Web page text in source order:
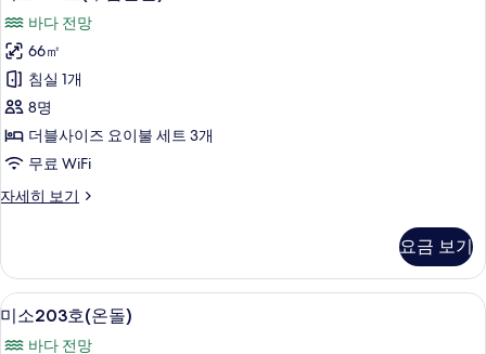
세
히
보
기
소
102
호
(투
룸
온
돌)
사
모
두
보
기
바다 전망
66㎡
침실 1개
8명
더블사이즈 요이불 세트 3개
무료 WiFi
자세히 보기
미
(투
룸
온
돌)
요금 보기
미
소
5
미소203호(온돌)
바다 전망